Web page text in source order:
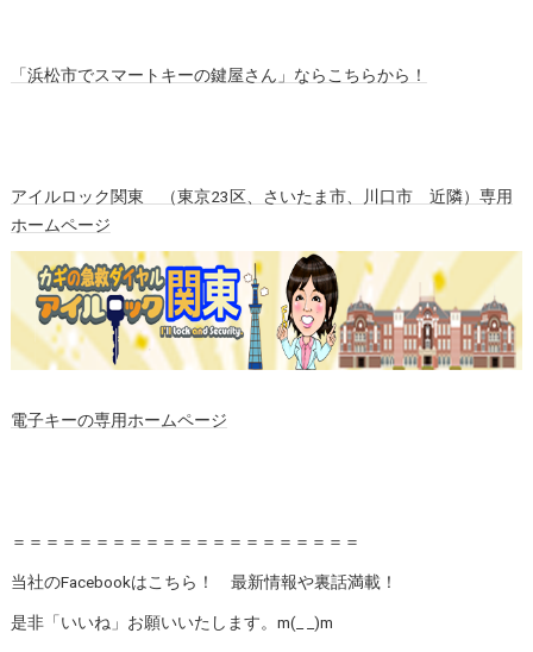
「浜松市でスマートキーの鍵屋さん」ならこちらから！
アイルロック関東 （東京23区、さいたま市、川口市 近隣）専用
ホームページ
電子キーの専用ホームページ
＝＝＝＝＝＝＝＝＝＝＝＝＝＝＝＝＝＝＝＝＝
当社のFacebookはこちら！ 最新情報や裏話満載！
是非「いいね」お願いいたします。m(_ _)m